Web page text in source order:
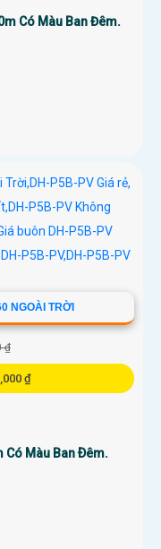
Có Màu Ban Đêm.
NGOÀI TRỜI
₫
₫
Có Màu Ban Ðêm.